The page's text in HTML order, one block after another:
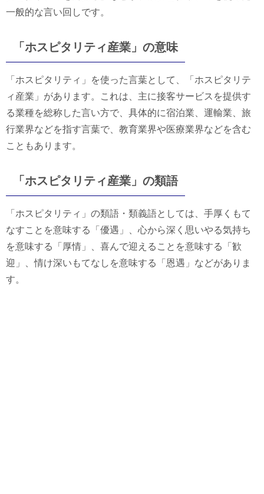
一般的な言い回しです。
「ホスピタリティ産業」の意味
「ホスピタリティ」を使った言葉として、「ホスピタリテ
ィ産業」があります。これは、主に接客サービスを提供す
る業種を総称した言い方で、具体的に宿泊業、運輸業、旅
行業界などを指す言葉で、教育業界や医療業界などを含む
こともあります。
「ホスピタリティ産業」の類語
「ホスピタリティ」の類語・類義語としては、手厚くもて
なすことを意味する「優遇」、心から深く思いやる気持ち
を意味する「厚情」、喜んで迎えることを意味する「歓
迎」、情け深いもてなしを意味する「恩遇」などがありま
す。